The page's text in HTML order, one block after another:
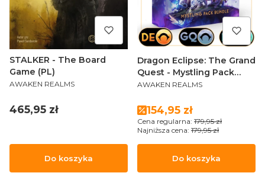
STALKER - The Board
Game (PL)
PRODUCENT
AWAKEN REALMS
Cena
465,95 zł
Do koszyka
Dragon Eclipse: The Grand
Quest - Mystling Pack
Bundle (Standees ONLY)
PRODUCENT
AWAKEN REALMS
Cena promocyjna
154,95 zł
Cena regularna: 179,95 zł
Najniższa cena: 179,95 zł
Do koszyka